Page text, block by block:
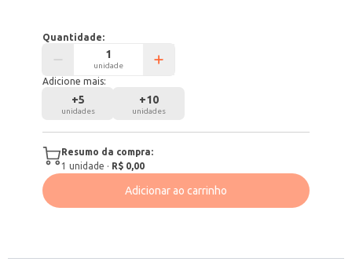
Quantidade:
unidade
Adicione mais:
+5
unidades
+10
unidades
Resumo da compra:
1 unidade · R$ 0,00
Adicionar ao carrinho